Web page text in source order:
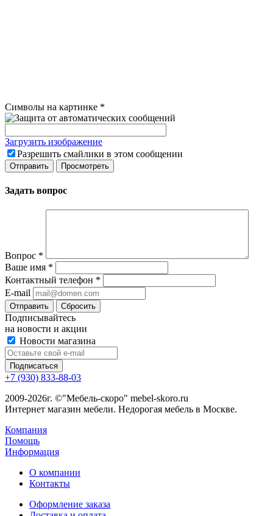
Символы на картинке *
Загрузить изображение
Разрешить смайлики в этом сообщении
Задать вопрос
Вопрос *
Ваше имя *
Контактный телефон *
E-mail
Сбросить
Подписывайтесь
на новости и акции
Новости магазина
+7 (930) 833-88-03
2009-2026г. ©"Мебель-скоро" mebel-skoro.ru
Интернет магазин мебели. Недорогая мебель в Москве.
Компания
Помощь
Информация
О компании
Контакты
Оформление заказа